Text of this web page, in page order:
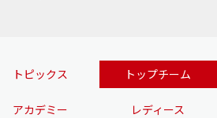
トピックス トップチーム
アカデミー レディース